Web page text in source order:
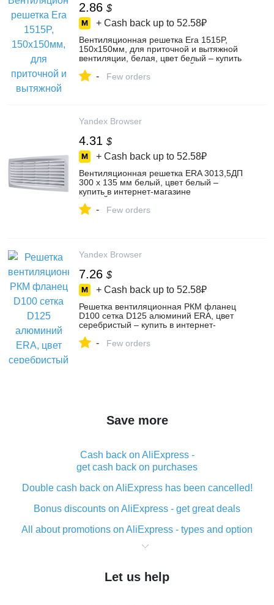
2.86 $
+ Cash back up to 52.58₽
Вентиляционная решетка Era 1515P,
150x150мм, для приточной и вытяжной
вентиляции, белая, цвет белый – купить
на Яндекс Маркете, 102332710216
- Few orders
Yandex Browser
4.31 $
+ Cash back up to 52.58₽
Вентиляционная решетка ERA 3013,5ДП
300 x 135 мм белый, цвет белый –
купить в интернет-магазине
103174780139
- Few orders
Yandex Browser
7.26 $
+ Cash back up to 52.58₽
Решетка вентиляционная РКМ фланец
D100 сетка D125 алюминий ERA, цвет
серебристый – купить в интернет-
Маркете, 102150255449
- Few orders
Save more
Cash back on AliExpress -
get cash back on purchases
Double cash back on AliExpress has been cancelled!
Bonus discounts on AliExpress - get great deals
All about promotions on AliExpress - types and option
What is cash back when making purchases on
The best place to download cash back for AliExpress
Let us help